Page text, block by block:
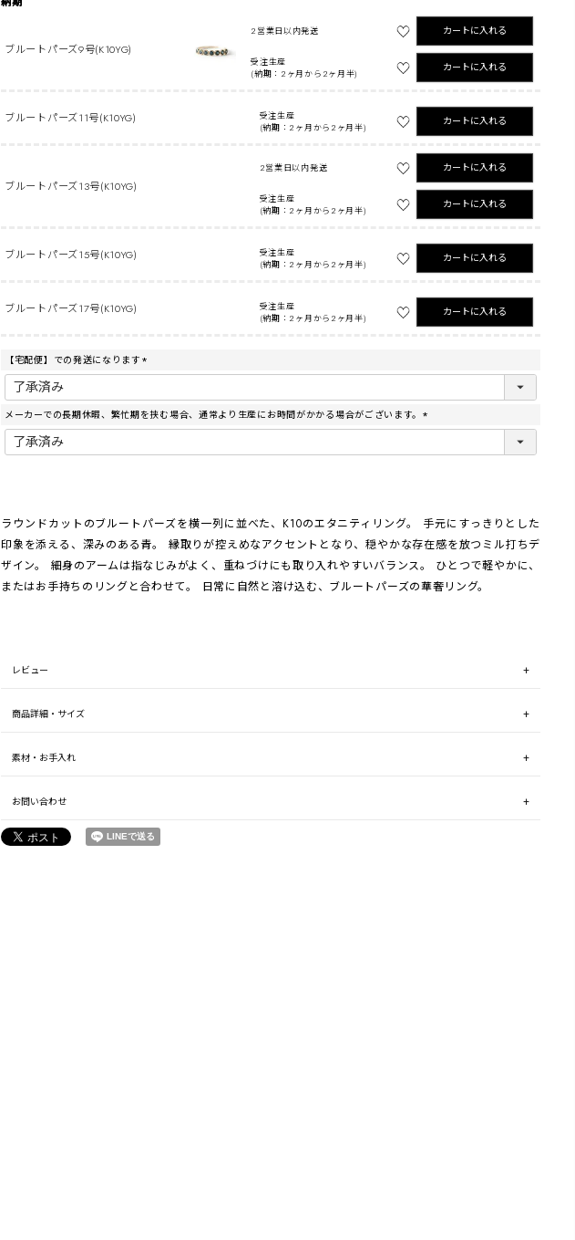
ブルートパーズ9号(K10YG)
2営業日以内発送 カートに入れる
受注生産
(納期：2ヶ月から2ヶ月半)
カートに入れる
ブルートパーズ11号(K10YG)
受注生産
(納期：2ヶ月から2ヶ月半)
カートに入れる
ブルートパーズ13号(K10YG)
2営業日以内発送 カートに入れる
受注生産
(納期：2ヶ月から2ヶ月半)
カートに入れる
ブルートパーズ15号(K10YG)
受注生産
(納期：2ヶ月から2ヶ月半)
カートに入れる
ブルートパーズ17号(K10YG)
受注生産
(納期：2ヶ月から2ヶ月半)
カートに入れる
【宅配便】での発送になります
(
須
)
メーカーでの長期休暇、繁忙期を挟む場合、通常より生産にお時間がかかる場合がございます。
(
須
ラウンドカットのブルートパーズを横一列に並べた、K10のエタニティリング。 手元にすっきりとした
印象を添える、深みのある青。 縁取りが控えめなアクセントとなり、穏やかな存在感を放つミル打ちデ
ザイン。 細身のアームは指なじみがよく、重ねづけにも取り入れやすいバランス。 ひとつで軽やかに、
またはお手持ちのリングと合わせて。 日常に自然と溶け込む、ブルートパーズの華奢リング。
レビュー
商品詳細・サイズ
素材・お手入れ
お問い合わせ